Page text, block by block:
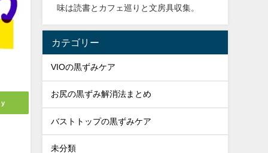
味は読書とカフェ巡りと文房具収集。
カテゴリー
VIOの黒ずみケア
お尻の黒ずみ解消法まとめ
バストトップの黒ずみケア
未分類